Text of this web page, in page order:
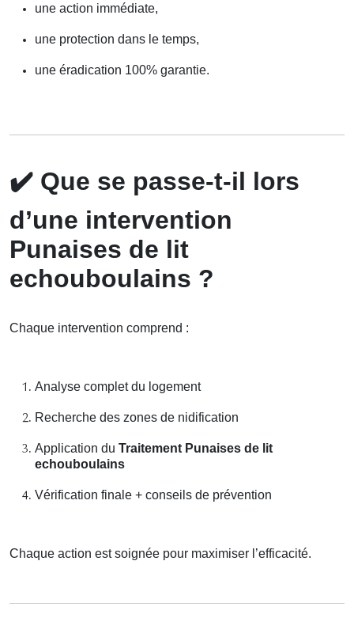
une action immédiate,
une protection dans le temps,
une éradication 100% garantie.
✔️ Que se passe-t-il lors
d’une intervention
Punaises de lit
echouboulains ?
Chaque intervention comprend :
Analyse complet du logement
Recherche des zones de nidification
Application du Traitement Punaises de lit
echouboulains
Vérification finale + conseils de prévention
Chaque action est soignée pour maximiser l’efficacité.